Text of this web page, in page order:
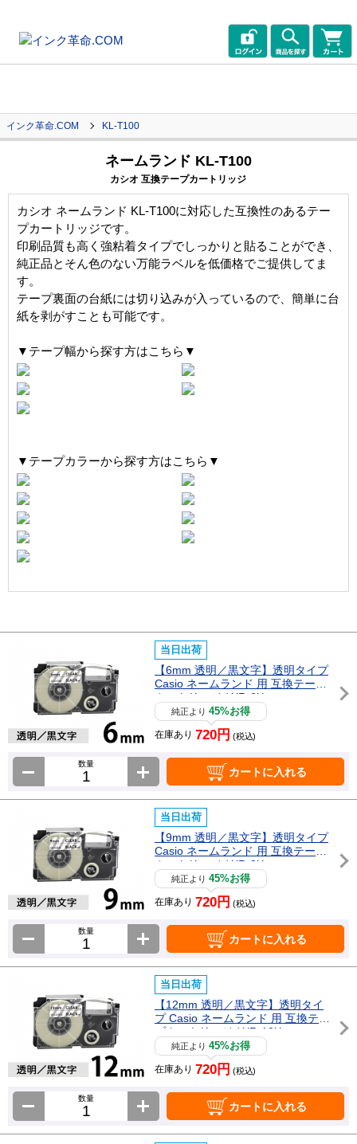
インク革命.COM KL-T100
ネームランド KL-T100
カシオ 互換テープカートリッジ
カシオ ネームランド KL-T100に対応した互換性のあるテー
プカートリッジです。
印刷品質も高く強粘着タイプでしっかりと貼ることができ、
純正品とそん色のない万能ラベルを低価格でご提供してま
す。
テープ裏面の台紙には切り込みが入っているので、簡単に台
紙を剥がすことも可能です。
▼テープ幅から探す方はこちら▼
▼テープカラーから探す方はこちら▼
当日出荷
【6mm 透明／黒文字】透明タイプ
Casio ネームランド 用 互換テープ
カートリッジ / XR-6X
純正より45%お得
在庫あり 720円 (税込)
数量
カートに入れる
当日出荷
【9mm 透明／黒文字】透明タイプ
Casio ネームランド 用 互換テープ
カートリッジ / XR-9X
純正より45%お得
在庫あり 720円 (税込)
数量
カートに入れる
当日出荷
【12mm 透明／黒文字】透明タイ
プ Casio ネームランド 用 互換テー
プカートリッジ / XR-12X
純正より45%お得
在庫あり 720円 (税込)
数量
カートに入れる